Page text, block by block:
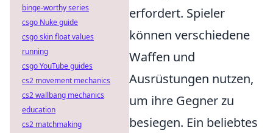
erfordert. Spieler
können verschiedene
Waffen und
Ausrüstungen nutzen,
um ihre Gegner zu
besiegen. Ein beliebtes
binge-worthy series
csgo Nuke guide
csgo skin float values
running
csgo YouTube guides
cs2 movement mechanics
cs2 wallbang mechanics
education
cs2 matchmaking